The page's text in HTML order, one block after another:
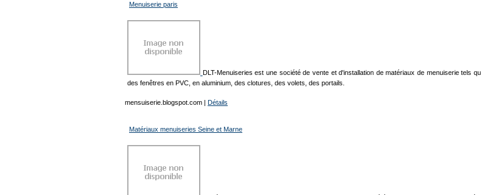
Menuiserie paris
DLT-Menuiseries est une société de vente et d'installation de matériaux de menuiserie tels
des fenêtres en PVC, en aluminium, des clotures, des volets, des portails.
mensuiserie.blogspot.com | Détails
Matériaux menuiseries Seine et Marne